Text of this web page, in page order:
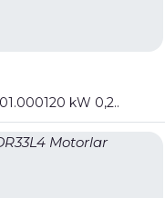
kW 0,2..